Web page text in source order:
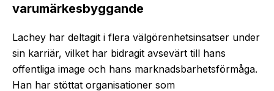
varumärkesbyggande
Lachey har deltagit i flera välgörenhetsinsatser under
sin karriär, vilket har bidragit avsevärt till hans
offentliga image och hans marknadsbarhetsförmåga.
Han har stöttat organisationer som